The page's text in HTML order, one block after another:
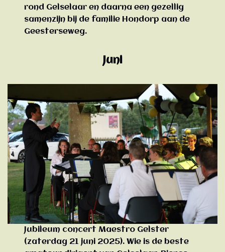
rond Gelselaar en daarna een gezellig
samenzijn bij de familie Hondorp aan de
Geesterseweg.
Juni
Jubileum concert Maestro Gelster
(zaterdag 21 juni 2025). Wie is de beste